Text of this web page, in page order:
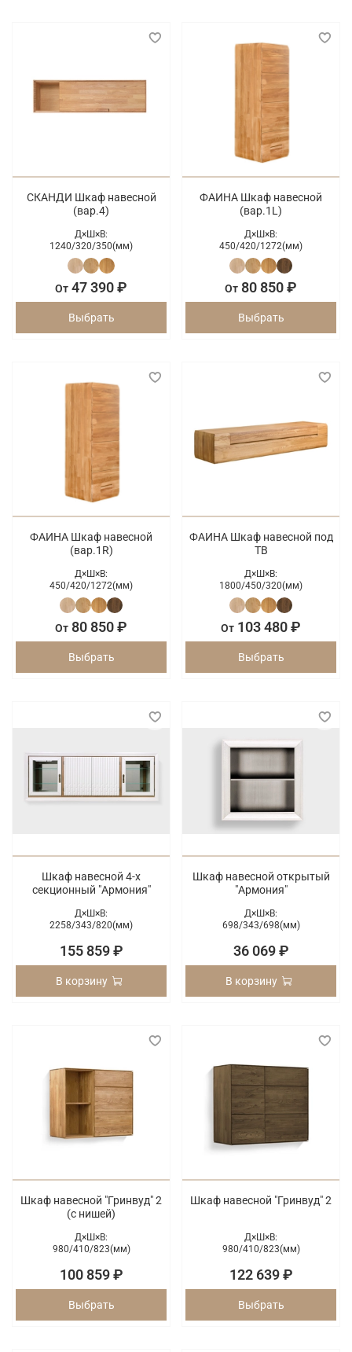
СКАНДИ Шкаф навесной
(вар.4)
Д×Ш×В:
1240/320/350(мм)
От 47 390 ₽
Выбрать
ФАИНА Шкаф навесной
(вар.1L)
Д×Ш×В:
450/420/1272(мм)
От 80 850 ₽
Выбрать
ФАИНА Шкаф навесной
(вар.1R)
Д×Ш×В:
450/420/1272(мм)
От 80 850 ₽
Выбрать
ФАИНА Шкаф навесной под
ТВ
Д×Ш×В:
1800/450/320(мм)
От 103 480 ₽
Выбрать
Шкаф навесной 4-х
секционный "Армония"
Д×Ш×В:
2258/343/820(мм)
155 859 ₽
В корзину
Шкаф навесной открытый
"Армония"
Д×Ш×В:
698/343/698(мм)
36 069 ₽
В корзину
Шкаф навесной "Гринвуд" 2
(с нишей)
Д×Ш×В:
980/410/823(мм)
100 859 ₽
Выбрать
Шкаф навесной "Гринвуд" 2
Д×Ш×В:
980/410/823(мм)
122 639 ₽
Выбрать